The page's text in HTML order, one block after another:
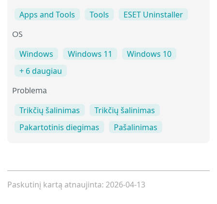
Apps and Tools Tools ESET Uninstaller
OS
Windows Windows 11
Windows 10
+ 6 daugiau
Problema
Trikčių šalinimas
Trikčių šalinimas
Pakartotinis diegimas
Pašalinimas
Paskutinį kartą atnaujinta: 2026-04-13